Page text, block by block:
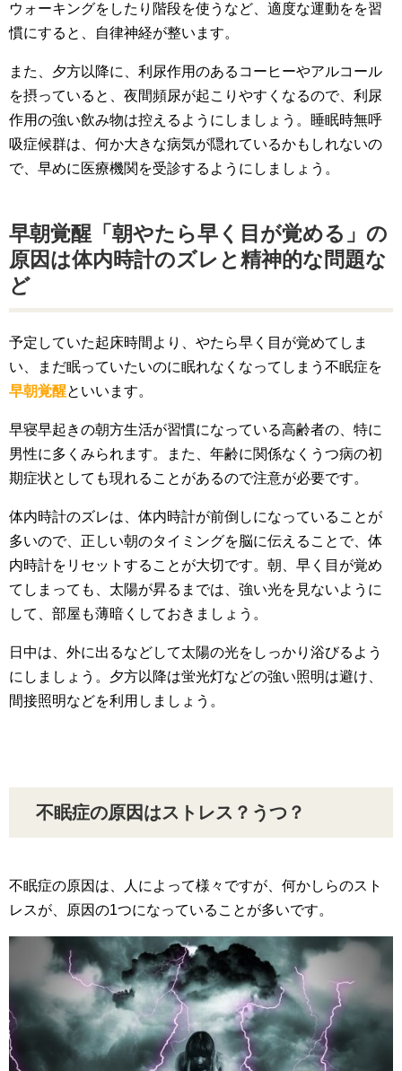
ウォーキングをしたり階段を使うなど、適度な運動をを習
慣にすると、自律神経が整います。
また、夕方以降に、利尿作用のあるコーヒーやアルコール
を摂っていると、夜間頻尿が起こりやすくなるので、利尿
作用の強い飲み物は控えるようにしましょう。睡眠時無呼
吸症候群は、何か大きな病気が隠れているかもしれないの
で、早めに医療機関を受診するようにしましょう。
早朝覚醒「朝やたら早く目が覚める」の
原因は体内時計のズレと精神的な問題な
ど
予定していた起床時間より、やたら早く目が覚めてしま
い、まだ眠っていたいのに眠れなくなってしまう不眠症を
早朝覚醒といいます。
早寝早起きの朝方生活が習慣になっている高齢者の、特に
男性に多くみられます。また、年齢に関係なくうつ病の初
期症状としても現れることがあるので注意が必要です。
体内時計のズレは、体内時計が前倒しになっていることが
多いので、正しい朝のタイミングを脳に伝えることで、体
内時計をリセットすることが大切です。朝、早く目が覚め
てしまっても、太陽が昇るまでは、強い光を見ないように
して、部屋も薄暗くしておきましょう。
日中は、外に出るなどして太陽の光をしっかり浴びるよう
にしましょう。夕方以降は蛍光灯などの強い照明は避け、
間接照明などを利用しましょう。
不眠症の原因はストレス？うつ？
不眠症の原因は、人によって様々ですが、何かしらのスト
レスが、原因の1つになっていることが多いです。